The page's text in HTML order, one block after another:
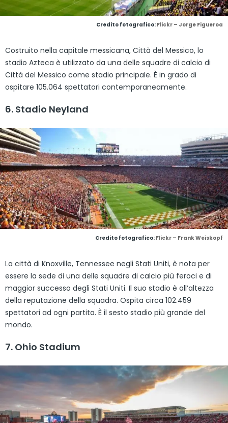
Credito fotografico: Flickr – Jorge Figueroa
Costruito nella capitale messicana, Città del Messico, lo
stadio Azteca è utilizzato da una delle squadre di calcio di
Città del Messico come stadio principale. È in grado di
ospitare 105.064 spettatori contemporaneamente.
6. Stadio Neyland
Credito fotografico: Flickr – Frank Weiskopf
La città di Knoxville, Tennessee negli Stati Uniti, è nota per
essere la sede di una delle squadre di calcio più feroci e di
maggior successo degli Stati Uniti. Il suo stadio è all’altezza
della reputazione della squadra. Ospita circa 102.459
spettatori ad ogni partita. È il sesto stadio più grande del
mondo.
7. Ohio Stadium